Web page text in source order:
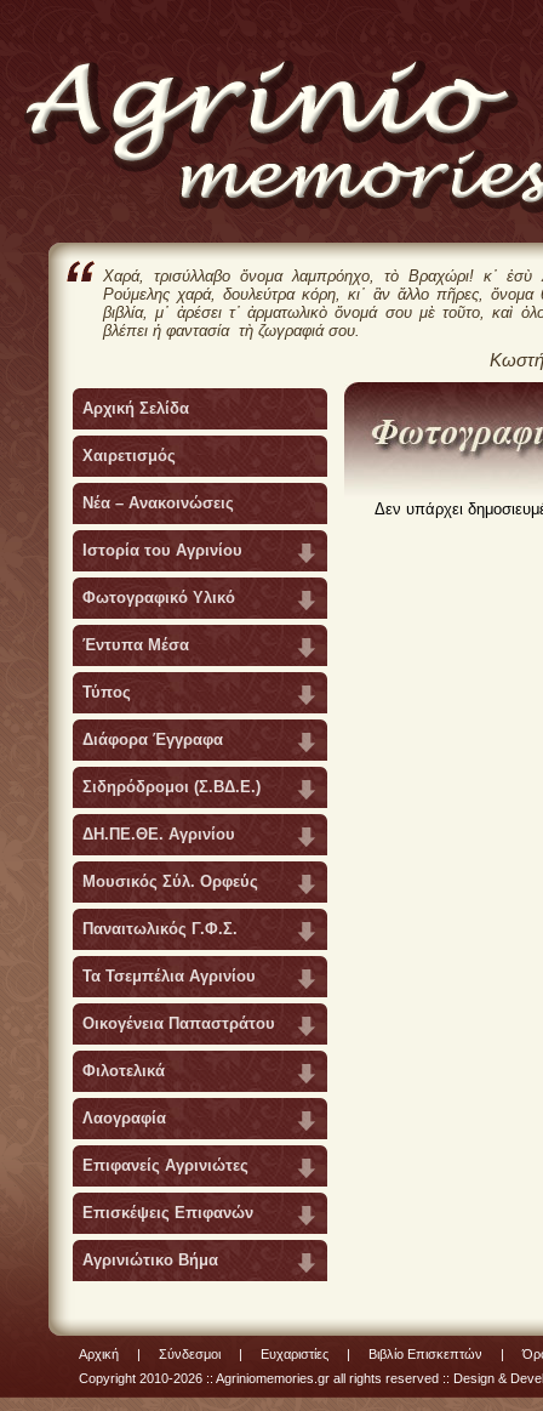
Χαρά, τρισύλλαβο ὄνομα λαμπρόηχο, τὸ Βραχώρι! κ᾿ ἐσὺ
Ρούμελης χαρά, δουλεύτρα κόρη, κι᾿ ἂν ἄλλο πῆρες, ὄνομα
βιβλία, μ᾿ ἀρέσει τ᾿ ἀρματωλικὸ ὄνομά σου μὲ τοῦτο, καὶ
βλέπει ἡ φαντασία τὴ ζωγραφιά σου.
Αρχική Σελίδα
Χαιρετισμός
Νέα – Ανακοινώσεις
Ιστορία του Αγρινίου
Φωτογραφικό Υλικό
Έντυπα Μέσα
Τύπος
Διάφορα Έγγραφα
Σιδηρόδρομοι (Σ.ΒΔ.Ε.)
ΔΗ.ΠΕ.ΘΕ. Αγρινίου
Μουσικός Σύλ. Ορφεύς
Παναιτωλικός Γ.Φ.Σ.
Τα Τσεμπέλια Αγρινίου
Οικογένεια Παπαστράτου
Φιλοτελικά
Λαογραφία
Επιφανείς Αγρινιώτες
Επισκέψεις Επιφανών
Αγρινιώτικο Βήμα
Δεν υπάρχει
Αρχική | Σύνδεσμοι | Ευχαριστίες | Βιβλίο Επισκεπτών |
Copyright 2010-2026 :: Agriniomemories.gr all rights reserved :: Design &